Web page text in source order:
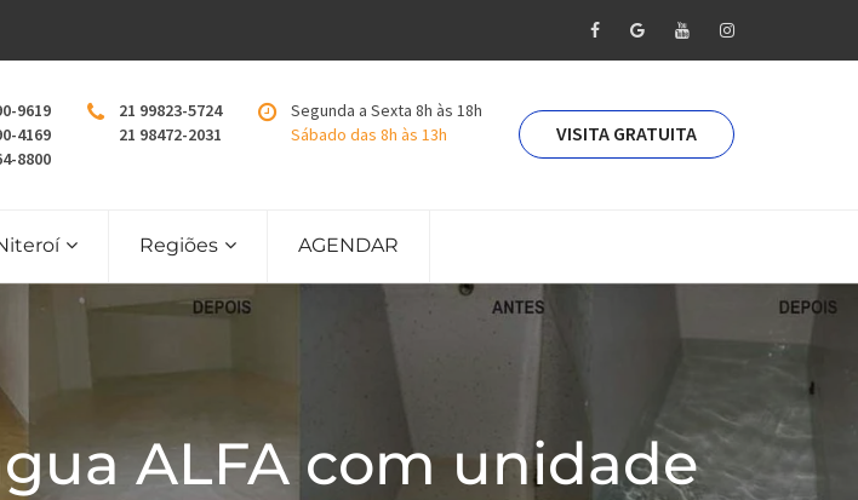
9619
4169
8800
21 99823-5724
21 98472-2031
Segunda a Sexta 8h às 18h
Sábado das 8h às 13h
VISITA GRATUITA
Regiões AGENDAR
ALFA com unidade